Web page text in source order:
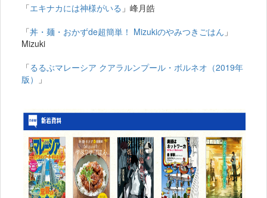
「エキナカには神様がいる 」峰月皓
「丼・麺・おかずde超簡単！ Mizukiのやみつきごはん 」
Mizuki
「るるぶマレーシア クアラルンプール・ボルネオ（2019年
版）
」